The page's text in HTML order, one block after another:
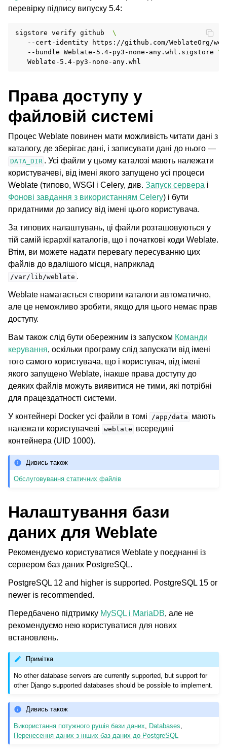
перевірку підпису випуску 5.4:
sigstore verify github
\
--cert-identity
https://github.com/WeblateOrg/
--bundle Weblate-5.4-py3-none-any.whl.sigstore \
Права доступу у
файловій системі
Процес Weblate повинен мати можливість читати дані з
каталогу, де зберігає дані, і записувати дані до нього —
DATA_DIR . Усі файли у цьому каталозі мають належати
користувачеві, від імені якого запущено усі процеси
Weblate (типово, WSGI і Celery, див. Запуск сервера і
Фонові завдання з використанням Celery) і бути
придатними до запису від імені цього користувача.
За типових налаштувань, ці файли розташовуються у
тій самій ієрархії каталогів, що і початкові коди Weblate.
Втім, ви можете надати перевагу пересуванню цих
файлів до вдалішого місця, наприклад
/var/lib/weblate .
Weblate намагається створити каталоги автоматично,
але це неможливо зробити, якщо для цього немає прав
доступу.
Вам також слід бути обережним із запуском Команди
керування, оскільки програму слід запускати від імені
того самого користувача, що і користувач, від імені
якого запущено Weblate, інакше права доступу до
деяких файлів можуть виявитися не тими, які потрібні
для працездатності системи.
У контейнері Docker усі файли в томі /app/data мають
належати користувачеві weblate всередині
контейнера (UID 1000).
Дивись також
Обслуговування статичних файлів
Налаштування бази
даних для Weblate
Рекомендуємо користуватися Weblate у поєднанні із
сервером баз даних PostgreSQL.
PostgreSQL 12 and higher is supported. PostgreSQL 15 or
newer is recommended.
Передбачено підтримку MySQL і MariaDB, але не
рекомендуємо нею користуватися для нових
встановлень.
Примітка
No other database servers are currently supported, but support for
other Django supported databases should be possible to implement.
Дивись також
Використання потужного рушія бази даних Databases
Перенесення даних з інших баз даних до PostgreSQL